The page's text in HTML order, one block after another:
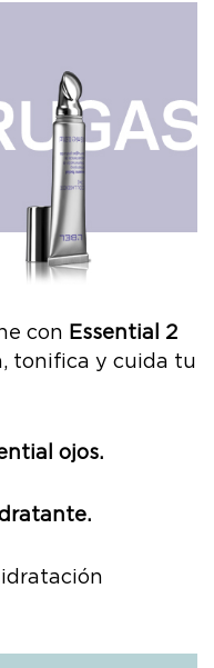
con Essential 2
tonifica y cuida tu
ojos.
.